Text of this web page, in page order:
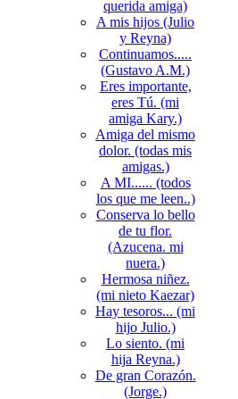
querida amiga)
A mis hijos (Julio
y Reyna)
Continuamos.....
(Gustavo A.M.)
Eres importante,
eres Tú. (mi
amiga Kary.)
Amiga del mismo
dolor. (todas mis
amigas.)
A MI...... (todos
los que me leen..)
Conserva lo bello
de tu flor.
(Azucena. mi
nuera.)
Hermosa niñez.
(mi nieto Kaezar)
Hay tesoros... (mi
hijo Julio.)
Lo siento. (mi
hija Reyna.)
De gran Corazón.
(Jorge.)